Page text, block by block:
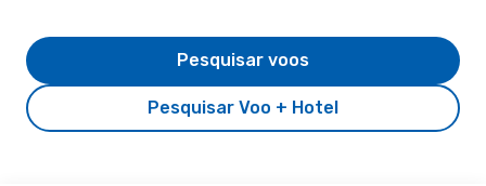
Pesquisar Voo + Hotel
Pesquisar voos